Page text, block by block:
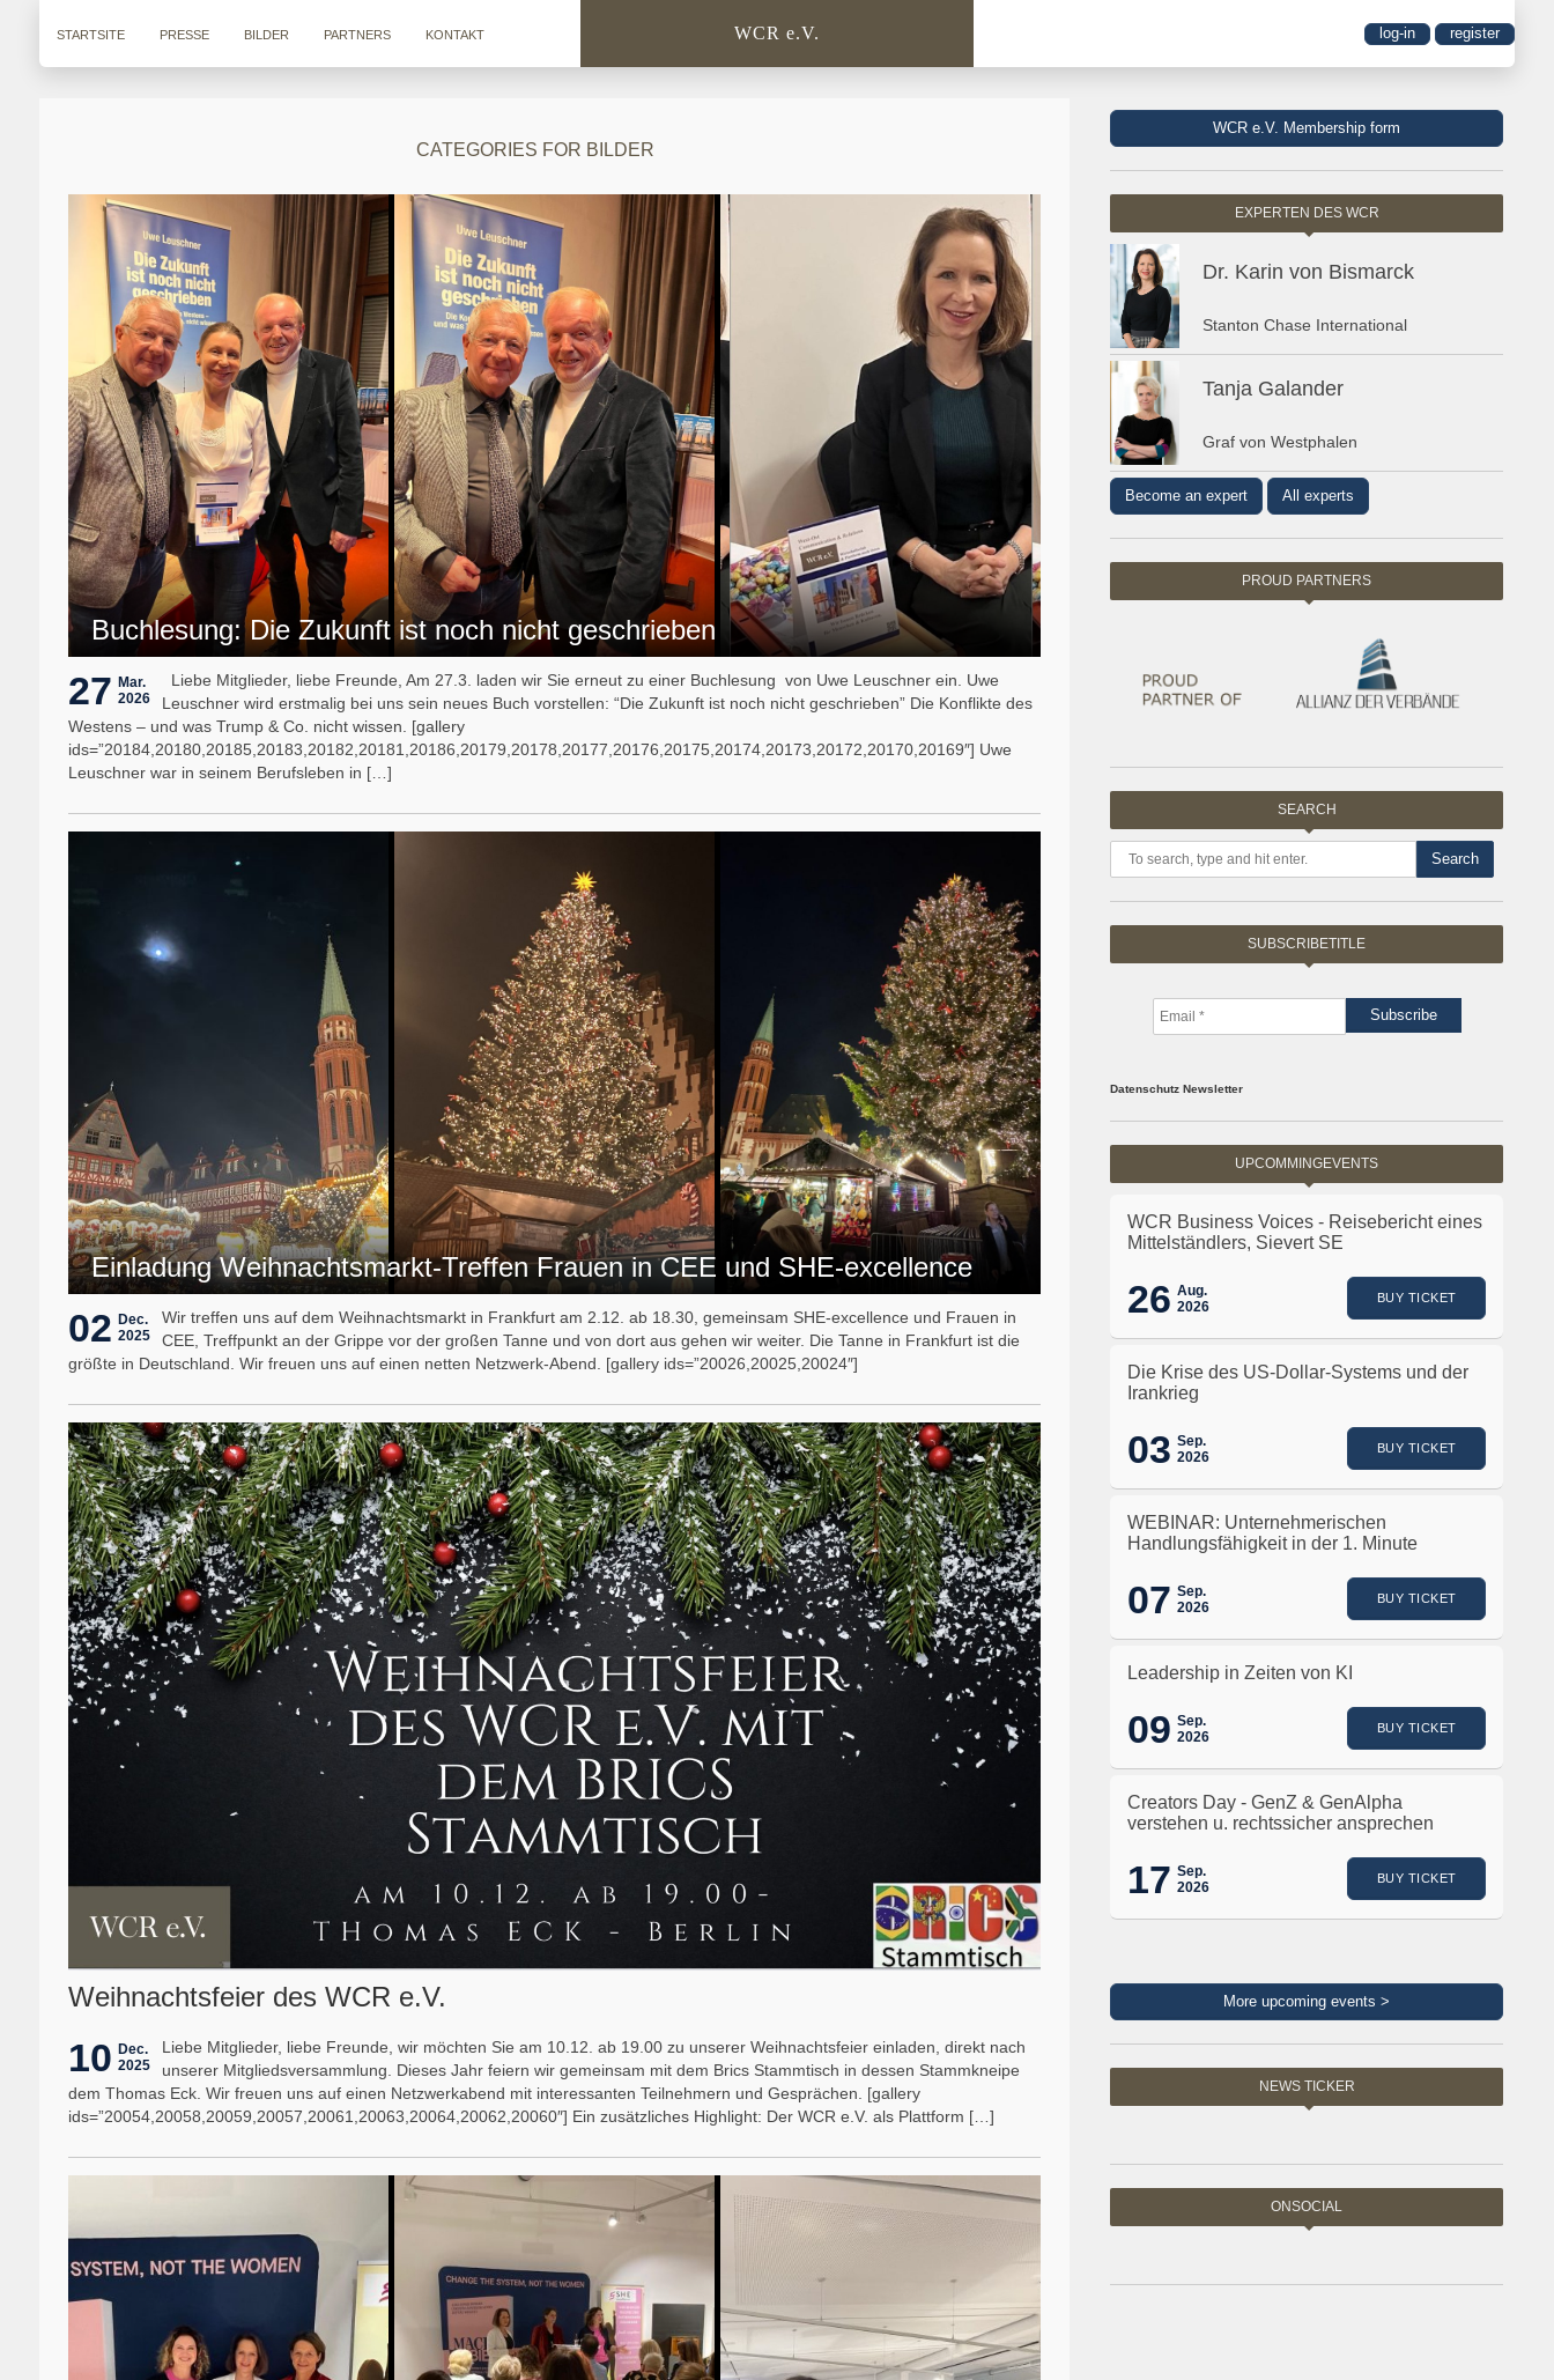
STARTSITE PRESSE BILDER PARTNERS KONTAKT WCR e.V. log-in register
CATEGORIES FOR BILDER
Buchlesung: Die Zukunft ist noch nicht geschrieben
27 Mar.
2026
Liebe Mitglieder, liebe Freunde, Am 27.3. laden wir Sie erneut zu einer Buchlesung von Uwe Leuschner ein. Uwe
Leuschner wird erstmalig bei uns sein neues Buch vorstellen: “Die Zukunft ist noch nicht geschrieben” Die Konflikte des
Westens – und was Trump & Co. nicht wissen. [gallery
ids=”20184,20180,20185,20183,20182,20181,20186,20179,20178,20177,20176,20175,20174,20173,20172,20170,20169″] Uwe
Leuschner war in seinem Berufsleben in […]
Einladung Weihnachtsmarkt-Treffen Frauen in CEE und SHE-excellence
02 Dec.
2025
Wir treffen uns auf dem Weihnachtsmarkt in Frankfurt am 2.12. ab 18.30, gemeinsam SHE-excellence und Frauen in
CEE, Treffpunkt an der Grippe vor der großen Tanne und von dort aus gehen wir weiter. Die Tanne in Frankfurt ist die
größte in Deutschland. Wir freuen uns auf einen netten Netzwerk-Abend. [gallery ids=”20026,20025,20024″]
Weihnachtsfeier des WCR e.V.
10 Dec.
2025
Liebe Mitglieder, liebe Freunde, wir möchten Sie am 10.12. ab 19.00 zu unserer Weihnachtsfeier einladen, direkt nach
unserer Mitgliedsversammlung. Dieses Jahr feiern wir gemeinsam mit dem Brics Stammtisch in dessen Stammkneipe
dem Thomas Eck. Wir freuen uns auf einen Netzwerkabend mit interessanten Teilnehmern und Gesprächen. [gallery
ids=”20054,20058,20059,20057,20061,20063,20064,20062,20060″] Ein zusätzliches Highlight: Der WCR e.V. als Plattform […]
WCR e.V. Membership form
EXPERTEN DES WCR
Dr. Karin von Bismarck
Stanton Chase International
Tanja Galander
Graf von Westphalen
Become an expert All experts
PROUD PARTNERS
SEARCH
Search
SUBSCRIBETITLE
Datenschutz Newsletter
UPCOMMINGEVENTS
WCR Business Voices - Reisebericht eines
Mittelständlers, Sievert SE
26 Aug.
2026
BUY TICKET
Die Krise des US-Dollar-Systems und der
Irankrieg
03 Sep.
2026
BUY TICKET
WEBINAR: Unternehmerischen
Handlungsfähigkeit in der 1. Minute
07 Sep.
2026
BUY TICKET
Leadership in Zeiten von KI
09 Sep.
2026
BUY TICKET
Creators Day - GenZ & GenAlpha
verstehen u. rechtssicher ansprechen
17 Sep.
2026
BUY TICKET
More upcoming events >
NEWS TICKER
ONSOCIAL